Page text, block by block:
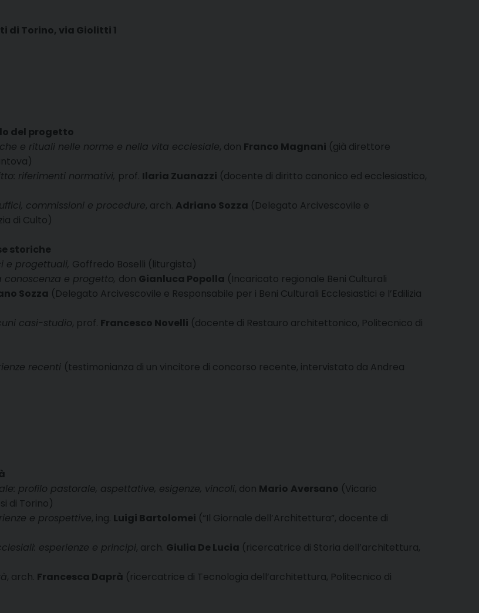
di Torino, via Giolitti 1
del progetto
e rituali nelle norme e nella vita ecclesiale, don Franco Magnani (già direttore
riferimenti normativi, prof. Ilaria Zuanazzi (docente di diritto canonico ed ecclesiastico,
commissioni e procedure, arch. Adriano Sozza (Delegato Arcivescovile e
di Culto)
storiche
e progettuali, Goffredo Boselli (liturgista)
conoscenza e progetto, don Gianluca Popolla (Incaricato regionale Beni Culturali
Sozza (Delegato Arcivescovile e Responsabile per i Beni Culturali Ecclesiastici e l’Edilizia
casi-studio, prof. Francesco Novelli (docente di Restauro architettonico, Politecnico di
recenti (testimonianza di un vincitore di concorso recente, intervistato da Andrea
profilo pastorale, aspettative, esigenze, vincoli, don Mario Aversano (Vicario
di Torino)
e prospettive, ing. Luigi Bartolomei (“Il Giornale dell’Architettura”, docente di
esperienze e principi, arch. Giulia De Lucia (ricercatrice di Storia dell’architettura,
, arch. Francesca Daprà (ricercatrice di Tecnologia dell’architettura, Politecnico di